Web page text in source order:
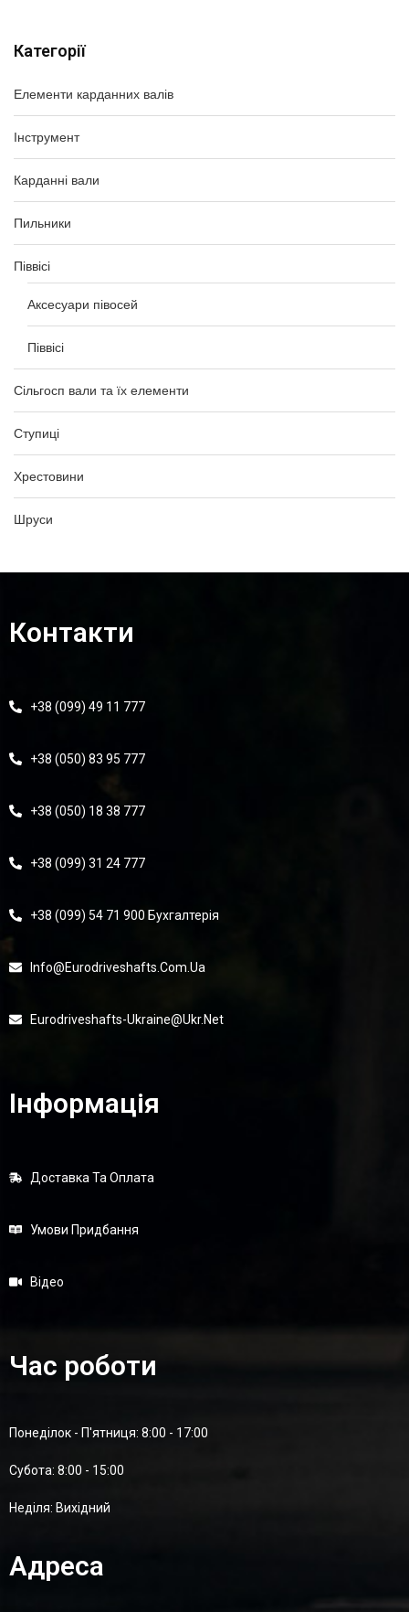
Категорії
Елементи карданних валів
Інструмент
Карданні вали
Пильники
Піввісі
Аксесуари півосей
Піввісі
Сільгосп вали та їх елементи
Ступиці
Хрестовини
Шруси
Контакти
+38 (099) 49 11 777
+38 (050) 83 95 777
+38 (050) 18 38 777
+38 (099) 31 24 777
+38 (099) 54 71 900 Бухгалтерія
Info@eurodriveshafts.com.ua
Eurodriveshafts-Ukraine@ukr.net
Інформація
Доставка Та Оплата
Умови Придбання
Відео
Час роботи
Понеділок - П'ятниця: 8:00 - 17:00
Суботa: 8:00 - 15:00
Неділя: Вихідний
Адреса